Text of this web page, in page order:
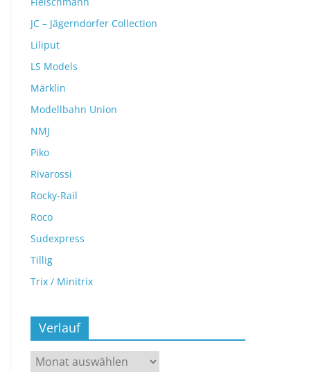
JC – Jägerndorfer Collection
Liliput
LS Models
Märklin
Modellbahn Union
NMJ
Piko
Rivarossi
Rocky-Rail
Roco
Sudexpress
Tillig
Trix / Minitrix
Verlauf